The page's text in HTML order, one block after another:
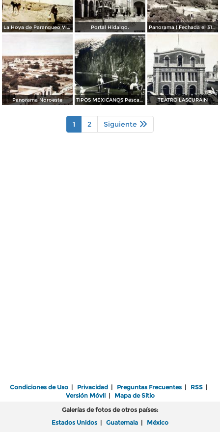
La Hoya de Parangueo Viejo. Portal Hidalgo. Panorama ( Fechada el 31 de Enero de 1928 ).
Panorama Noroeste TIPOS MEXICANOS Pescadores de Charal TEATRO LASCURAIN
1 2 Siguiente
Condiciones de Uso | Privacidad | Preguntas Frecuentes | RSS |
Versión Móvil| Mapa de Sitio
Galerías de fotos de otros países:
Estados Unidos | Guatemala | México